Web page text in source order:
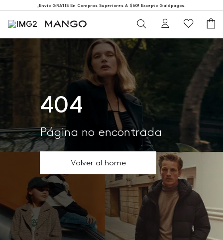
¡Envío GRATIS En Compras Superiores A $60! Excepto Galápagos.
404
Página no encontrada
Volver al home